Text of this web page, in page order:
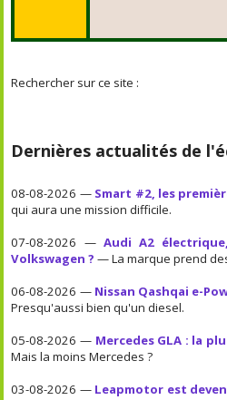
Rechercher sur ce site :
Dernières actualités de
08-08-2026 — Smart #2, les
qui aura une mission difficile.
07-08-2026 — Audi A2
Volkswagen ? — La marque prend
06-08-2026 — Nissan Qashqai e-
Presqu'aussi bien qu'un diesel.
05-08-2026 — Mercedes GLA : la
Mais la moins Mercedes ?
03-08-2026 — Leapmotor est